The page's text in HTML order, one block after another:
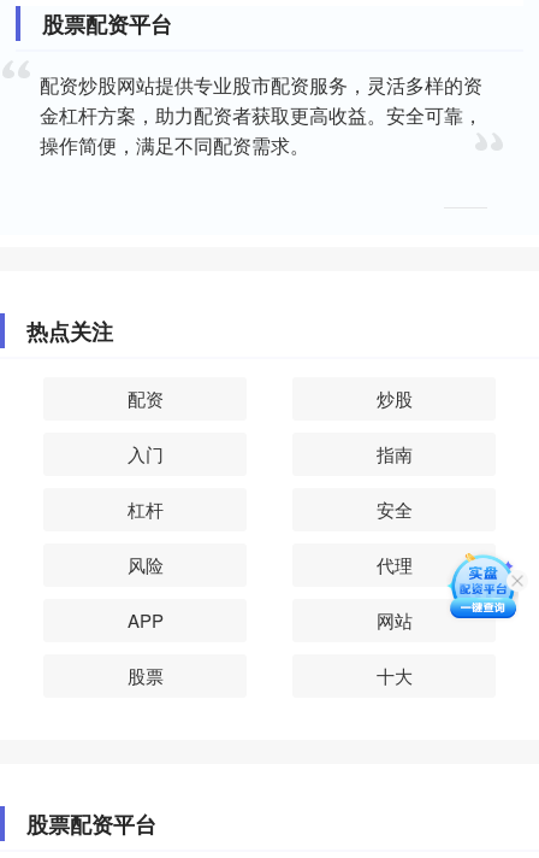
股票配资平台
配资炒股网站提供专业股市配资服务，灵活多样的资
金杠杆方案，助力配资者获取更高收益。安全可靠，
操作简便，满足不同配资需求。
热点关注
配资 炒股
入门 指南
杠杆 安全
风险 代理
APP 网站
股票 十大
股票配资平台